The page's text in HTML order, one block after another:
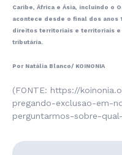
Caribe, África e Ásia, incluindo o
acontece desde o final dos anos
direitos territoriais e territoriais e
tributária.
Por Natália Blanco/ KOINONIA
(FONTE: https://
pregando-exclusao-em-
perguntarmos-sobre-